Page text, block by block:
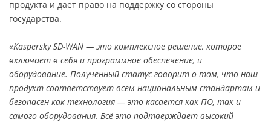
продукта и даёт право на поддержку со стороны
государства.
«Kaspersky SD-WAN — это комплексное решение, которое
включает в себя и программное обеспечение, и
оборудование. Полученный статус говорит о том, что наш
продукт соответствует всем национальным стандартам и
безопасен как технология — это касается как ПО, так и
самого оборудования. Всё это подтверждает высокий